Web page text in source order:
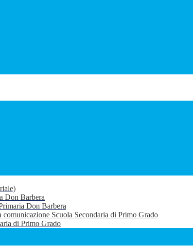
Don Barbera
Don Barbera
Scuola Secondaria di Primo Grado
di Primo Grado